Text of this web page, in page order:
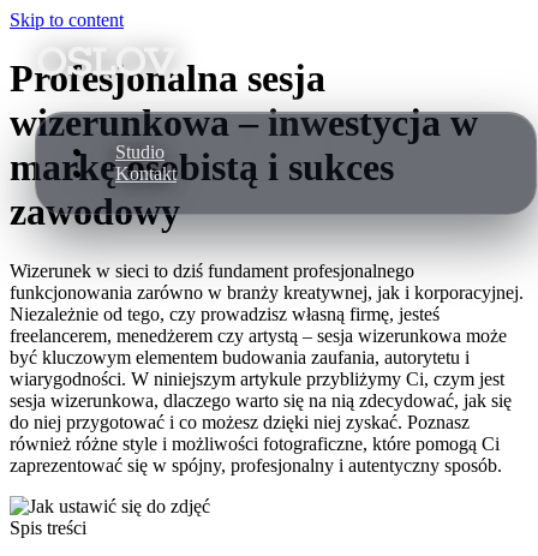
Skip to content
Studio
Kontakt
Studio
Kontakt
Profesjonalna sesja
wizerunkowa – inwestycja w
markę osobistą i sukces
zawodowy
Wizerunek w sieci to dziś fundament profesjonalnego
funkcjonowania zarówno w branży kreatywnej, jak i korporacyjnej.
Niezależnie od tego, czy prowadzisz własną firmę, jesteś
freelancerem, menedżerem czy artystą – sesja wizerunkowa może
być kluczowym elementem budowania zaufania, autorytetu i
wiarygodności. W niniejszym artykule przybliżymy Ci, czym jest
sesja wizerunkowa, dlaczego warto się na nią zdecydować, jak się
do niej przygotować i co możesz dzięki niej zyskać. Poznasz
również różne style i możliwości fotograficzne, które pomogą Ci
zaprezentować się w spójny, profesjonalny i autentyczny sposób.
Spis treści